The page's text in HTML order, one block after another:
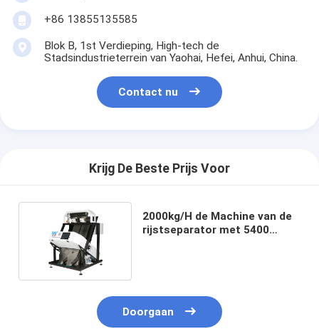
+86 13855135585
Blok B, 1st Verdieping, High-tech de
Stadsindustrieterrein van Yaohai, Hefei, Anhui, China.
Contact nu
Krijg De Beste Prijs Voor
2000kg/H de Machine van de
rijstseparator met 5400
Doorgaan